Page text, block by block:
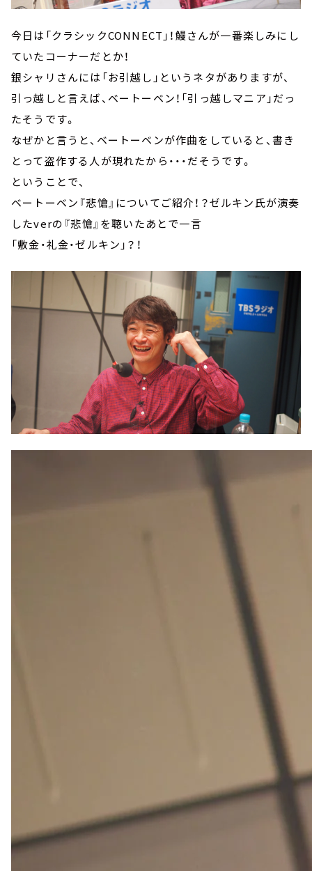
今日は「クラシックCONNECT」！鰻さんが一番楽しみにし
ていたコーナーだとか！
銀シャリさんには「お引越し」というネタがありますが、
引っ越しと言えば、ベートーベン！「引っ越しマニア」だっ
たそうです。
なぜかと言うと、ベートーベンが作曲をしていると、書き
とって盗作する人が現れたから・・・だそうです。
ということで、
ベートーベン『悲愴』についてご紹介！？ゼルキン氏が演奏
したverの『悲愴』を聴いたあとで一言
「敷金・礼金・ゼルキン」？！